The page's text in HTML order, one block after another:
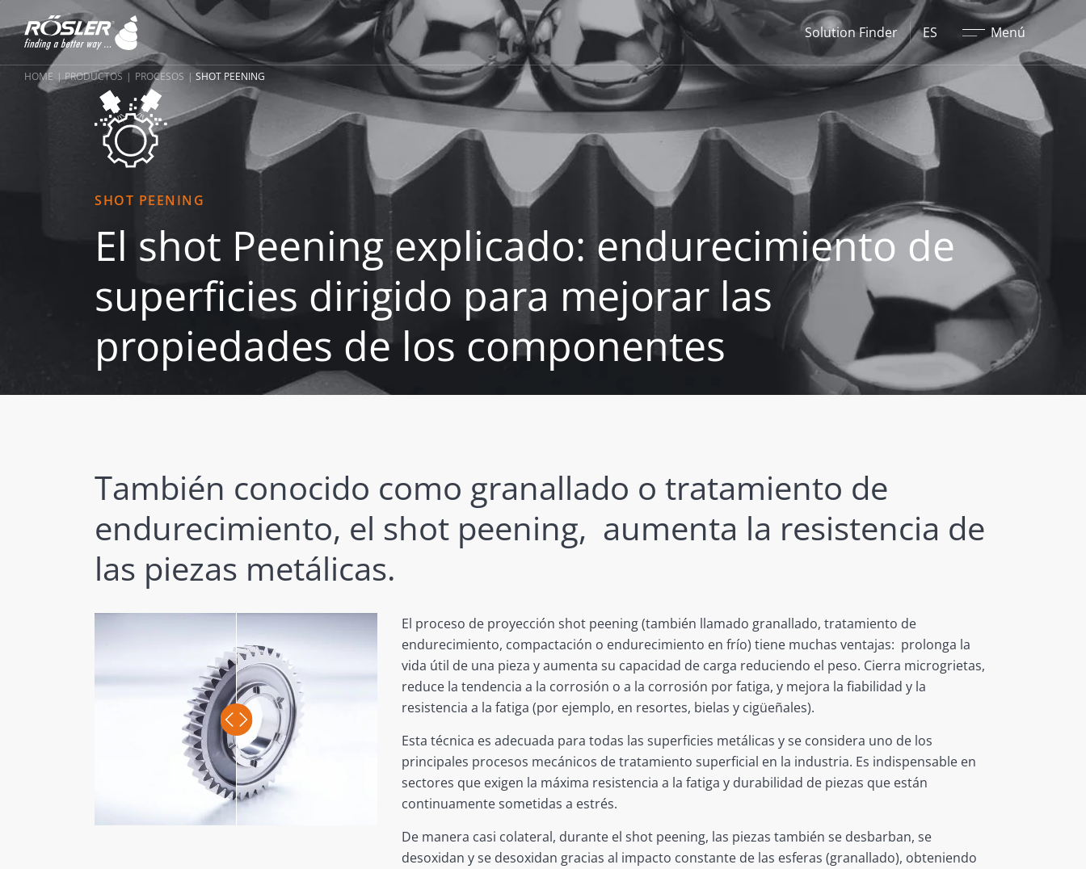
Solution Finder ES Menú
Cerrar
HOME PRODUCTOS PROCESOS SHOT PEENING
SHOT PEENING
El shot Peening explicado: endurecimiento de
superficies dirigido para mejorar las
propiedades de los componentes
También conocido como granallado o tratamiento de
endurecimiento, el shot peening, aumenta la resistencia de
las piezas metálicas.
El proceso de proyección shot peening (también llamado granallado, tratamiento de
endurecimiento, compactación o endurecimiento en frío) tiene muchas ventajas: prolonga la
vida útil de una pieza y aumenta su capacidad de carga reduciendo el peso. Cierra microgrietas,
reduce la tendencia a la corrosión o a la corrosión por fatiga, y mejora la fiabilidad y la
resistencia a la fatiga (por ejemplo, en resortes, bielas y cigüeñales).
Esta técnica es adecuada para todas las superficies metálicas y se considera uno de los
principales procesos mecánicos de tratamiento superficial en la industria. Es indispensable en
sectores que exigen la máxima resistencia a la fatiga y durabilidad de piezas que están
continuamente sometidas a estrés.
De manera casi colateral, durante el shot peening, las piezas también se desbarban, se
desoxidan y se desoxidan gracias al impacto constante de las esferas (granallado), obteniendo